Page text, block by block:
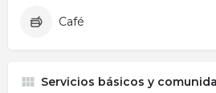
Café
Servicios básicos y